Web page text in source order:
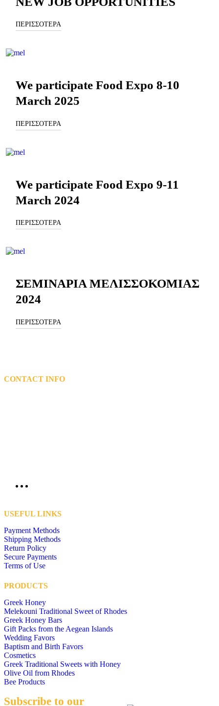
ΠΕΡΙΣΣΟΤΕΡΑ
We participate Food Expo 8-10
March 2025
ΠΕΡΙΣΣΟΤΕΡΑ
We participate Food Expo 9-11
March 2024
ΠΕΡΙΣΣΟΤΕΡΑ
ΣΕΜΙΝΑΡΙΑ ΜΕΛΙΣΣΟΚΟΜΙΑΣ
2024
ΠΕΡΙΣΣΟΤΕΡΑ
CONTACT INFO
USEFUL LINKS
Payment Methods
Shipping Methods
Return Policy
Secure Payments
Terms of Use
PRODUCTS
Greek Honey
Melekouni Traditional Sweet of Rhodes
Greek Honey Bars
Gift Packs from the Aegean Islands
Wedding Favors
Baptism and Birth Favors
Cosmetics
Greek Traditional Sweets with Honey
Olive Oil from Rhodes
Bee Products
Subscribe to our